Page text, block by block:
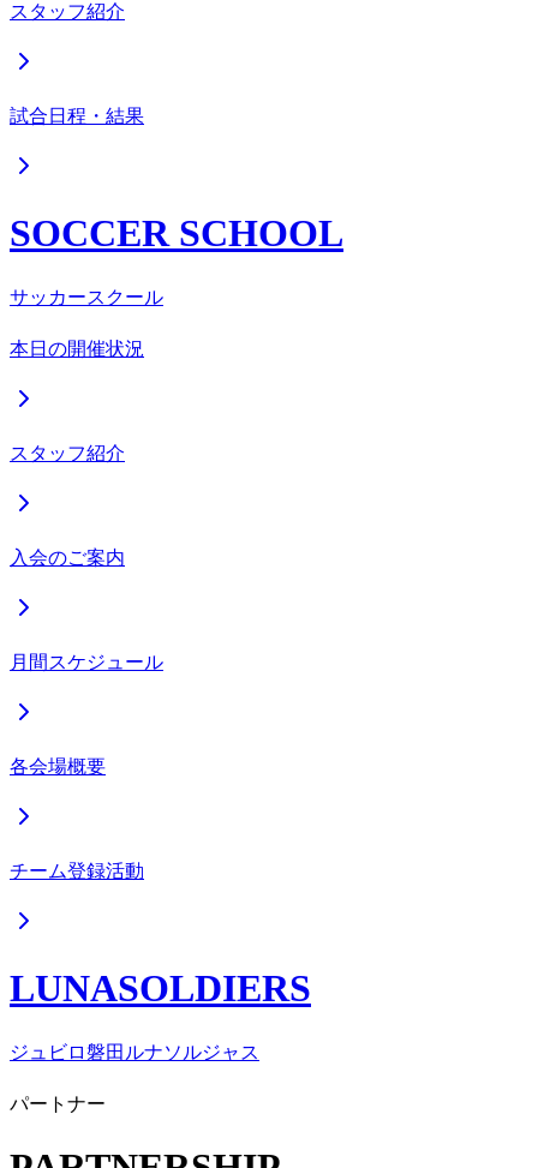
スタッフ紹介
試合日程・結果
SOCCER SCHOOL
サッカースクール
本日の開催状況
スタッフ紹介
入会のご案内
月間スケジュール
各会場概要
チーム登録活動
LUNASOLDIERS
ジュビロ磐田ルナソルジャス
パートナー